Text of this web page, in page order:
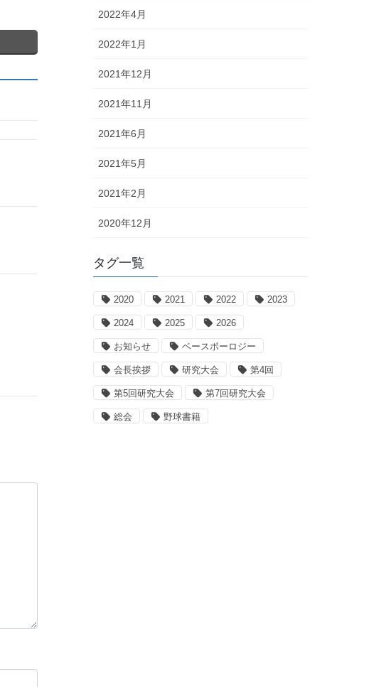
2022年4月
2022年1月
2021年12月
2021年11月
2021年6月
2021年5月
2021年2月
2020年12月
タグ一覧
2020 2021 2022 2023
2024 2025 2026
お知らせ ベースボーロジー
会長挨拶 研究大会 第4回
第5回研究大会 第7回研究大会
総会 野球書籍